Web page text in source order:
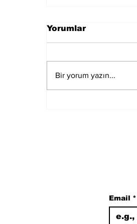
Yorumlar
Bir yorum yazın...
Email *